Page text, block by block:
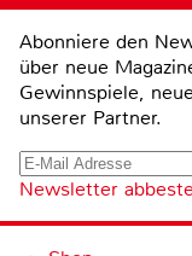
Abonniere den
über neue
Gewinnspiele,
unserer Partner.
Newsletter